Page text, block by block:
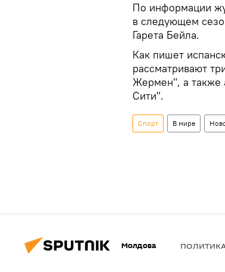
По информации
в следующем
Гарета Бейла.
Как пишет
рассматривают
Жермен", а также
Сити".
Спорт В мире
Молдова ПОЛИТИКА